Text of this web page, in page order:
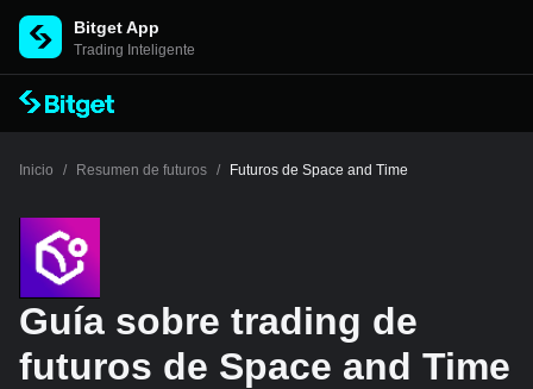
Bitget App
Trading Inteligente
Inicio / Resumen de futuros / Futuros de Space and Time
Guía sobre trading de
futuros de Space and Time